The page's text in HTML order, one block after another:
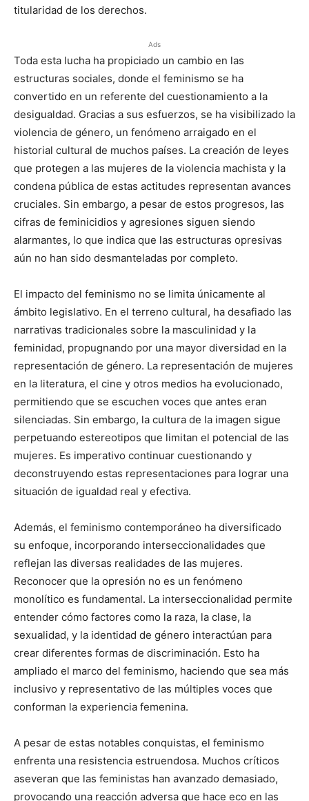
titularidad de los derechos.
Ads
Toda esta lucha ha propiciado un cambio en las
estructuras sociales, donde el feminismo se ha
convertido en un referente del cuestionamiento a la
desigualdad. Gracias a sus esfuerzos, se ha visibilizado la
violencia de género, un fenómeno arraigado en el
historial cultural de muchos países. La creación de leyes
que protegen a las mujeres de la violencia machista y la
condena pública de estas actitudes representan avances
cruciales. Sin embargo, a pesar de estos progresos, las
cifras de feminicidios y agresiones siguen siendo
alarmantes, lo que indica que las estructuras opresivas
aún no han sido desmanteladas por completo.
El impacto del feminismo no se limita únicamente al
ámbito legislativo. En el terreno cultural, ha desafiado las
narrativas tradicionales sobre la masculinidad y la
feminidad, propugnando por una mayor diversidad en la
representación de género. La representación de mujeres
en la literatura, el cine y otros medios ha evolucionado,
permitiendo que se escuchen voces que antes eran
silenciadas. Sin embargo, la cultura de la imagen sigue
perpetuando estereotipos que limitan el potencial de las
mujeres. Es imperativo continuar cuestionando y
deconstruyendo estas representaciones para lograr una
situación de igualdad real y efectiva.
Además, el feminismo contemporáneo ha diversificado
su enfoque, incorporando interseccionalidades que
reflejan las diversas realidades de las mujeres.
Reconocer que la opresión no es un fenómeno
monolítico es fundamental. La interseccionalidad permite
entender cómo factores como la raza, la clase, la
sexualidad, y la identidad de género interactúan para
crear diferentes formas de discriminación. Esto ha
ampliado el marco del feminismo, haciendo que sea más
inclusivo y representativo de las múltiples voces que
conforman la experiencia femenina.
A pesar de estas notables conquistas, el feminismo
enfrenta una resistencia estruendosa. Muchos críticos
aseveran que las feministas han avanzado demasiado,
provocando una reacción adversa que hace eco en las